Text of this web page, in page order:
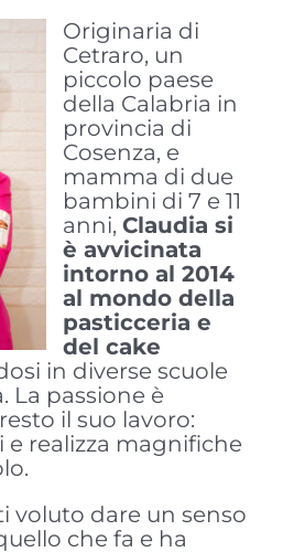
Originaria di
Cetraro, un
piccolo paese
della Calabria in
provincia di
Cosenza, e
mamma di due
bambini di 7 e 11
anni, Claudia si
è avvicinata
intorno al 2014
al mondo della
pasticceria e
del cake
in diverse scuole
La passione è
il suo lavoro:
e realizza magnifiche
voluto dare un senso
che fa e ha